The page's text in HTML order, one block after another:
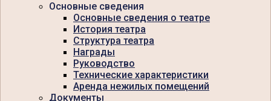
Основные сведения
Основные сведения о театре
История театра
Структура театра
Награды
Руководство
Технические характеристики
Аренда нежилых помещений
Документы